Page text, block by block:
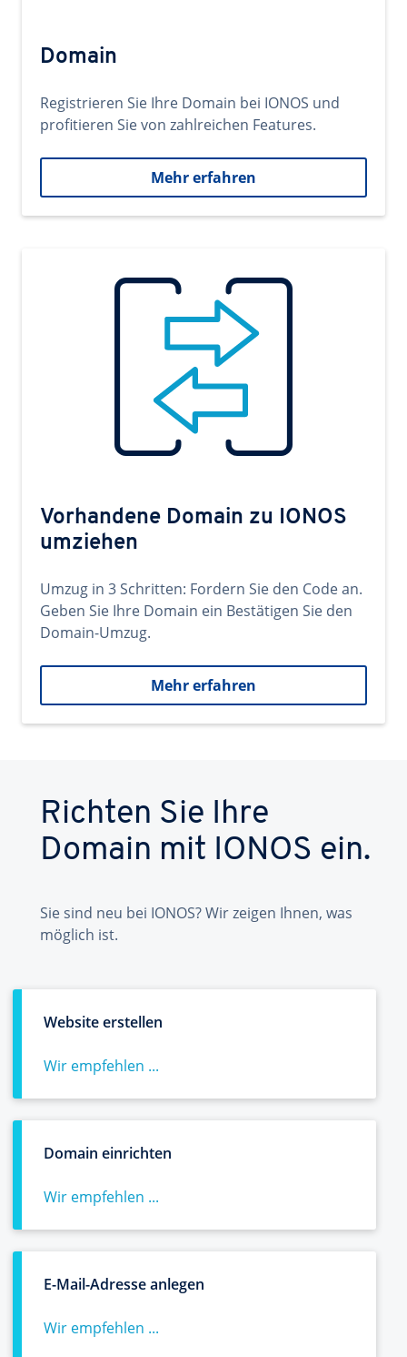
Domain
Registrieren Sie Ihre Domain bei IONOS und
profitieren Sie von zahlreichen Features.
Mehr erfahren
Vorhandene Domain zu IONOS
umziehen
Umzug in 3 Schritten: Fordern Sie den Code an.
Geben Sie Ihre Domain ein Bestätigen Sie den
Domain-Umzug.
Mehr erfahren
Richten Sie Ihre
Domain mit IONOS ein.
Sie sind neu bei IONOS? Wir zeigen Ihnen, was
möglich ist.
Website erstellen
Wir empfehlen ...
Domain einrichten
Wir empfehlen ...
E-Mail-Adresse anlegen
Wir empfehlen ...